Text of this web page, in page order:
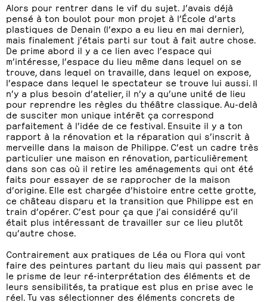
Alors pour rentrer dans le vif du sujet. J’avais déjà
pensé à ton boulot pour mon projet à l’École d’arts
plastiques de Denain (l’expo a eu lieu en mai dernier),
mais finalement j’étais parti sur tout à fait autre chose.
De prime abord il y a ce lien avec l’espace qui
m’intéresse, l’espace du lieu même dans lequel on se
trouve, dans lequel on travaille, dans lequel on expose,
l’espace dans lequel le spectateur se trouve lui aussi. Il
n’y a plus besoin d’atelier, il n’y a qu’une unité de lieu
pour reprendre les règles du théâtre classique. Au-delà
de susciter mon unique intérêt ça correspond
parfaitement à l’idée de ce festival. Ensuite il y a ton
rapport à la rénovation et la réparation qui s’inscrit à
merveille dans la maison de Philippe. C’est un cadre très
particulier une maison en rénovation, particulièrement
dans son cas où il retire les aménagements qui ont été
faits pour essayer de se rapprocher de la maison
d’origine. Elle est chargée d’histoire entre cette grotte,
ce château disparu et la transition que Philippe est en
train d’opérer. C’est pour ça que j’ai considéré qu’il
était plus intéressant de travailler sur ce lieu plutôt
qu’autre chose.
Contrairement aux pratiques de Léa ou Flora qui vont
faire des peintures partant du lieu mais qui passent par
le prisme de leur ré-interprétation des éléments et de
leurs sensibilités, ta pratique est plus en prise avec le
réel. Tu vas sélectionner des éléments concrets de